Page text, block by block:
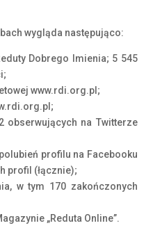
wygląda następująco:
Dobrego Imienia; 5 545
www.rdi.org.pl;
obserwujących na Twitterze
profilu na Facebooku
profil (łącznie);
w tym 170 zakończonych
„Reduta Online”.